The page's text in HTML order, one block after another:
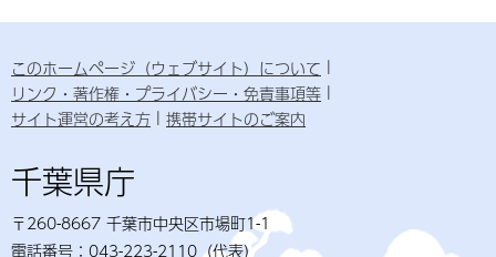
このホームページ（ウェブサイト）について
リンク・著作権・プライバシー・免責事項等
サイト運営の考え方
携帯サイトのご案内
千葉県庁
〒260-8667 千葉市中央区市場町1-1
電話番号：043-223-2110（代表）